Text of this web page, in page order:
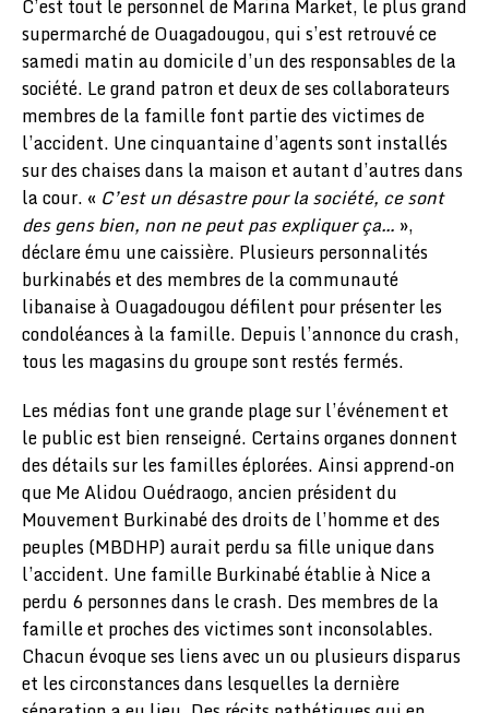
C’est tout le personnel de Marina Market, le plus grand
supermarché de Ouagadougou, qui s’est retrouvé ce
samedi matin au domicile d’un des responsables de la
société. Le grand patron et deux de ses collaborateurs
membres de la famille font partie des victimes de
l’accident. Une cinquantaine d’agents sont installés
sur des chaises dans la maison et autant d’autres dans
la cour. « C’est un désastre pour la société, ce sont
des gens bien, non ne peut pas expliquer ça… »,
déclare ému une caissière. Plusieurs personnalités
burkinabés et des membres de la communauté
libanaise à Ouagadougou défilent pour présenter les
condoléances à la famille. Depuis l’annonce du crash,
tous les magasins du groupe sont restés fermés.
Les médias font une grande plage sur l’événement et
le public est bien renseigné. Certains organes donnent
des détails sur les familles éplorées. Ainsi apprend-on
que Me Alidou Ouédraogo, ancien président du
Mouvement Burkinabé des droits de l’homme et des
peuples (MBDHP) aurait perdu sa fille unique dans
l’accident. Une famille Burkinabé établie à Nice a
perdu 6 personnes dans le crash. Des membres de la
famille et proches des victimes sont inconsolables.
Chacun évoque ses liens avec un ou plusieurs disparus
et les circonstances dans lesquelles la dernière